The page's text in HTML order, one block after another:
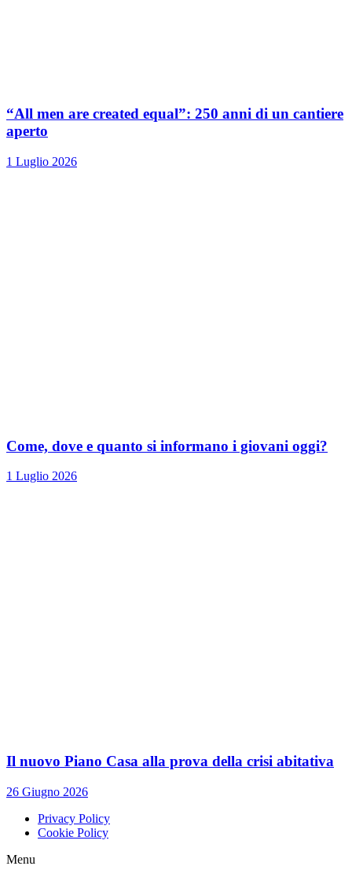
“All men are created equal”: 250 anni di un cantiere
aperto
1 Luglio 2026
Come, dove e quanto si informano i giovani oggi?
1 Luglio 2026
Il nuovo Piano Casa alla prova della crisi abitativa
26 Giugno 2026
Privacy Policy
Cookie Policy
Menu